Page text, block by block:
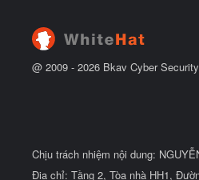
@ 2009 - 2026 Bkav Cyber Security
Chịu trách nhiệm nội dung:
Địa chỉ: Tầng 2, Tòa nhà HH1,